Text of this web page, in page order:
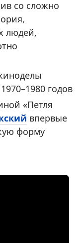
со сложно
людей,
годов
«Петля
впервые
форму